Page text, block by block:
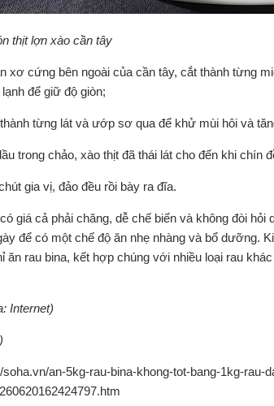
thịt lợn xào cần tây
xơ cứng bên ngoài của cần tây, cắt thành từng
để giữ độ giòn;
từng lát và ướp sơ qua để khử mùi hôi và
trong chảo, xào thịt đã thái lát cho đến khi chín
gia vị, đảo đều rồi bày ra đĩa.
giá cả phải chăng, dễ chế biến và không đòi
để có một chế độ ăn nhẹ nhàng và bổ dưỡng.
ăn rau bina, kết hợp chúng với nhiều loại rau
Internet)
soha.vn/an-5kg-rau-bina-khong-tot-bang-1kg-